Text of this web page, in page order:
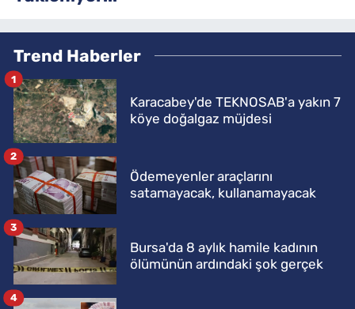
Trend Haberler
Karacabey'de TEKNOSAB'a yakın 7
köye doğalgaz müjdesi
1
Ödemeyenler araçlarını
satamayacak, kullanamayacak
2
Bursa'da 8 aylık hamile kadının
ölümünün ardındaki şok gerçek
3
4